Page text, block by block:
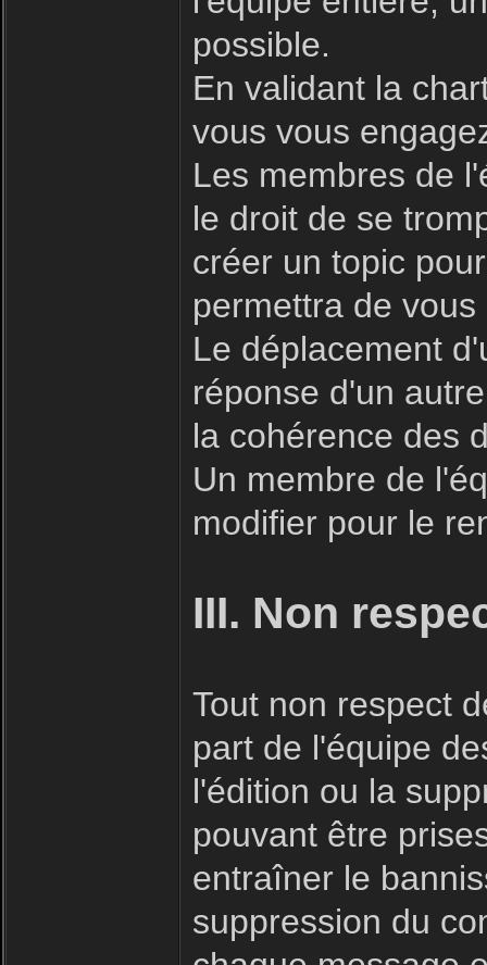
possible.
En validant la
vous vous
Les membres de
le droit de se
créer un topic
permettra de
Le déplacement
réponse d'un
la cohérence des
Un membre de
modifier pour le
III. Non
Tout non respect
part de l'équipe
l'édition ou la
pouvant être
entraîner le
suppression du